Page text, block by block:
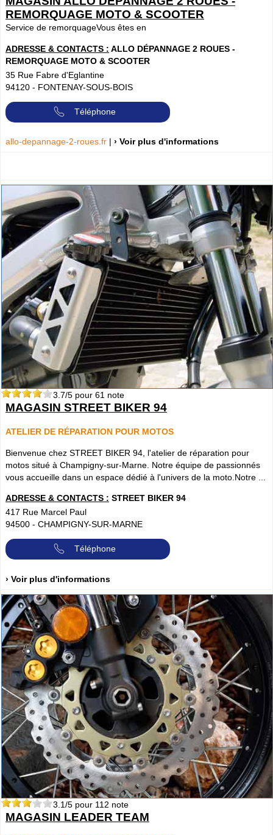
REMORQUAGE MOTO & SCOOTER
Service de remorquageVous êtes en
ADRESSE & CONTACTS : ALLO DÉPANNAGE 2 ROUES -
REMORQUAGE MOTO & SCOOTER
35 Rue Fabre d'Eglantine
94120 - FONTENAY-SOUS-BOIS
Téléphone
allo-depannage-2-roues.fr | › Voir plus d'informations
3.7/5 pour 61 note
MAGASIN STREET BIKER 94
ATELIER DE RÉPARATION POUR MOTOS
Bienvenue chez STREET BIKER 94, l'atelier de réparation pour
motos situé à Champigny-sur-Marne. Notre équipe de passionnés
vous accueille dans un espace dédié à l'univers de la moto.Notre ...
ADRESSE & CONTACTS : STREET BIKER 94
417 Rue Marcel Paul
94500 - CHAMPIGNY-SUR-MARNE
Téléphone
› Voir plus d'informations
3.1/5 pour 112 note
MAGASIN LEADER TEAM